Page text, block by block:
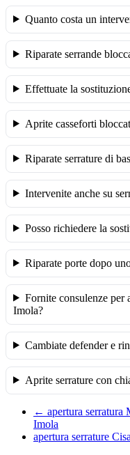
Quanto costa un
Riparate serrande
Effettuate la
Aprite casseforti
Riparate serrature di
Intervenite anche su
Posso richiedere la
Riparate porte dopo
Fornite consulenze per
Imola?
Cambiate defender e
Aprite serrature con
← apertura serratura
Imola
apertura serrature